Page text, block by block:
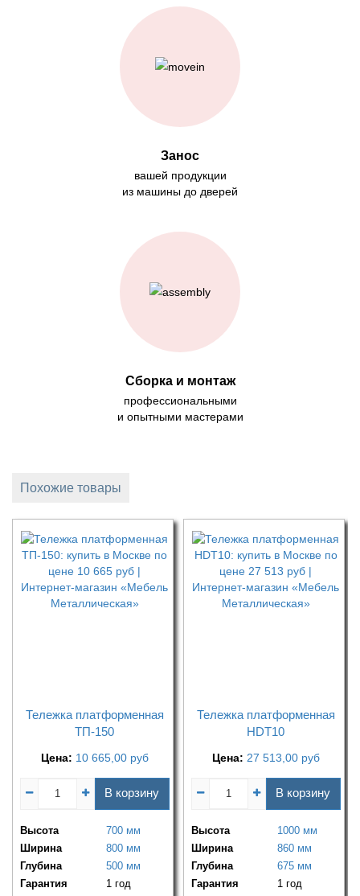
Занос
вашей продукции
из машины до дверей
Сборка и монтаж
профессиональными
и опытными мастерами
Похожие товары
Тележка платформенная
ТП-150
Цена: 10 665,00 руб
В корзину
Высота
700 мм
Ширина
800 мм
Глубина
500 мм
Гарантия
1 год
Тележка платформенная
HDT10
Цена: 27 513,00 руб
В корзину
Высота
1000 мм
Ширина
860 мм
Глубина
675 мм
Гарантия
1 год